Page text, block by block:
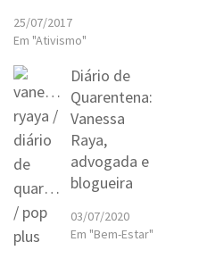
25/07/2017
Em "Ativismo"
Diário de
Quarentena:
Vanessa
Raya,
advogada e
blogueira
03/07/2020
Em "Bem-Estar"